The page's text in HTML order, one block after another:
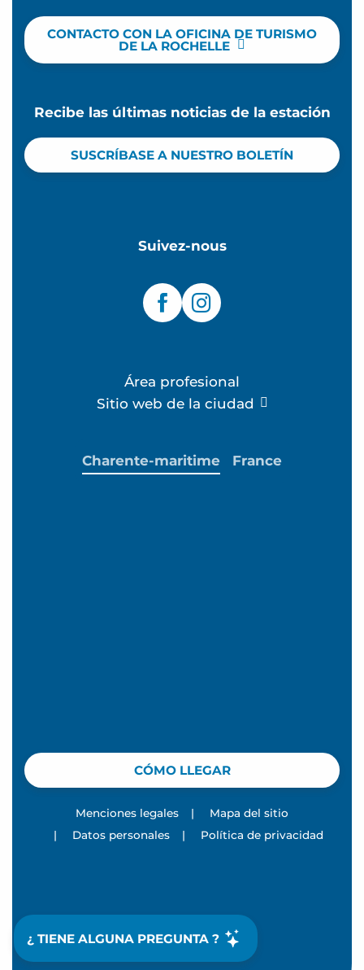
¿ TIENE ALGUNA PREGUNTA ?
CONTACTO CON LA OFICINA DE TURISMO
DE LA ROCHELLE
Recibe las últimas noticias de la estación
SUSCRÍBASE A NUESTRO BOLETÍN
Suivez-nous
Área profesional
Sitio web de la ciudad
CÓMO LLEGAR
Charente-maritime France
Menciones legales |
Mapa del sitio
|
Datos personales | Política de privacidad